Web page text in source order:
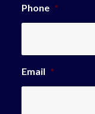
Phone *
Email *